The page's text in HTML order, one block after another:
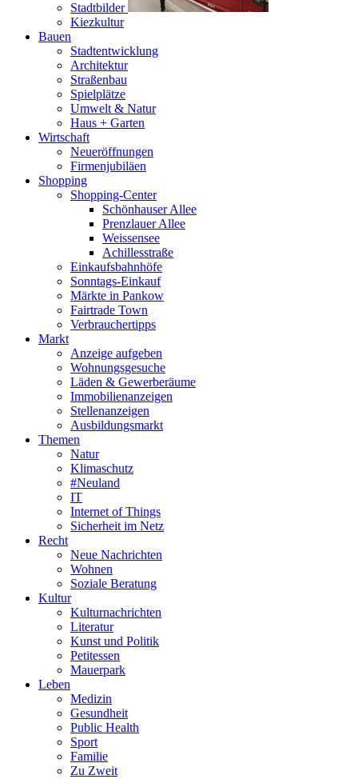
Stadtbilder
Kiezkultur
Bauen
Stadtentwicklung
Architektur
Straßenbau
Spielplätze
Umwelt & Natur
Haus + Garten
Wirtschaft
Neueröffnungen
Firmenjubiläen
Shopping
Shopping-Center
Schönhauser Allee
Prenzlauer Allee
Weissensee
Achillesstraße
Einkaufsbahnhöfe
Sonntags-Einkauf
Märkte in Pankow
Fairtrade Town
Verbrauchertipps
Markt
Anzeige aufgeben
Wohnungsgesuche
Läden & Gewerberäume
Immobilienanzeigen
Stellenanzeigen
Ausbildungsmarkt
Themen
Natur
Klimaschutz
#Neuland
IT
Internet of Things
Sicherheit im Netz
Recht
Neue Nachrichten
Wohnen
Soziale Beratung
Kultur
Kulturnachrichten
Literatur
Kunst und Politik
Petitessen
Mauerpark
Leben
Medizin
Gesundheit
Public Health
Sport
Familie
Zu Zweit